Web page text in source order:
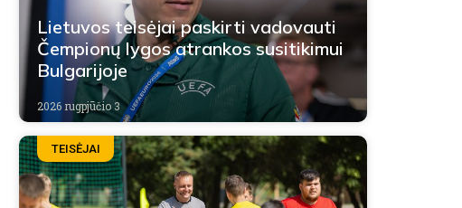
Lietuvos teisėjai paskirti vadovauti
Čempionų lygos atrankos susitikimui
Bulgarijoje
2026 rugpjūčio 3
TEISĖJAI